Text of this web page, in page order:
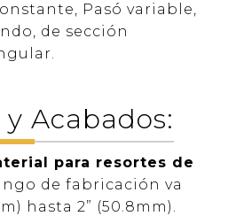
Pasó variable,
de sección
Acabados:
para resortes de
de fabricación va
hasta 2” (50.8mm).